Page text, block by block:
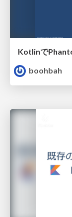
Kotlinで
boohbah